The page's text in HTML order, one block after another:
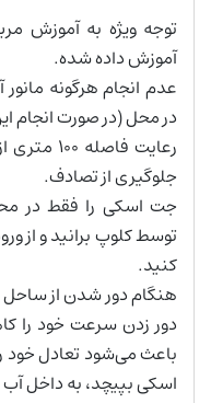
توجه ویژه به آموزش
آموزش داده شده.
عدم انجام هرگونه
در محل (در صورت انجام
رعایت
جلوگیری از تصادف.
جت اسکی را فقط در
توسط کلوپ برانید و از
کنید.
هنگام دور شدن از
دور زدن سرعت خود را
باعث می‌شود تعادل خود
اسکی بپیچد، به داخل